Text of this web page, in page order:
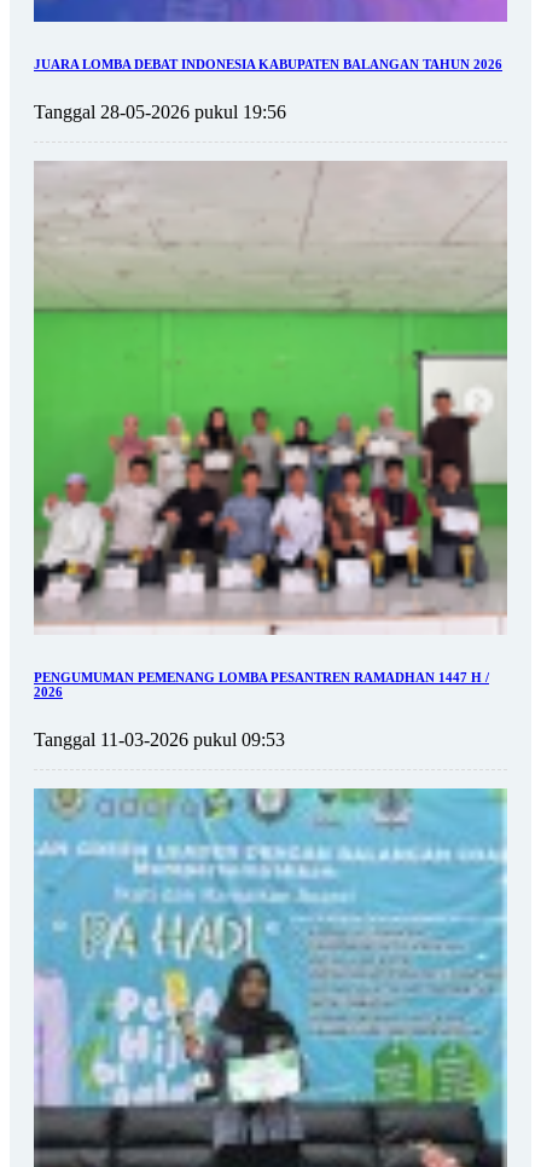
JUARA LOMBA DEBAT INDONESIA KABUPATEN BALANGAN TAHUN 2026
Tanggal 28-05-2026 pukul 19:56
PENGUMUMAN PEMENANG LOMBA PESANTREN RAMADHAN 1447 H /
2026
Tanggal 11-03-2026 pukul 09:53